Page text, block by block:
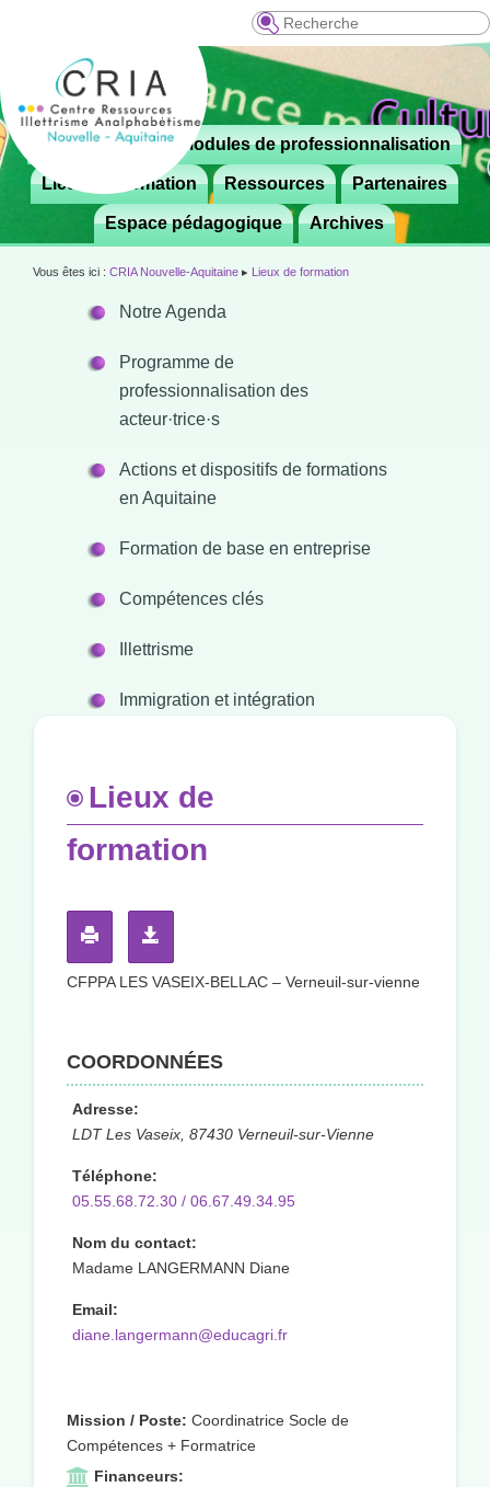
Recherche
Menu
principal
Aller
contenu
principal
 Le CRIA Modules de professionnalisation
Lieux de formation Ressources Partenaires
Espace pédagogique Archives
Vous êtes ici : CRIA Nouvelle-Aquitaine ▸ Lieux de formation
Notre Agenda
Programme de
professionnalisation des
acteur·trice·s
Actions et dispositifs de formations
en Aquitaine
Formation de base en entreprise
Compétences clés
Illettrisme
Immigration et intégration
Lieux de
formation
CFPPA LES VASEIX-BELLAC – Verneuil-sur-vienne
COORDONNÉES
Adresse:
LDT Les Vaseix, 87430 Verneuil-sur-Vienne
Téléphone:
05.55.68.72.30 / 06.67.49.34.95
Nom du contact:
Madame LANGERMANN Diane
Email:
diane.langermann@educagri.fr
Mission / Poste: Coordinatrice Socle de
Compétences + Formatrice
Financeurs: